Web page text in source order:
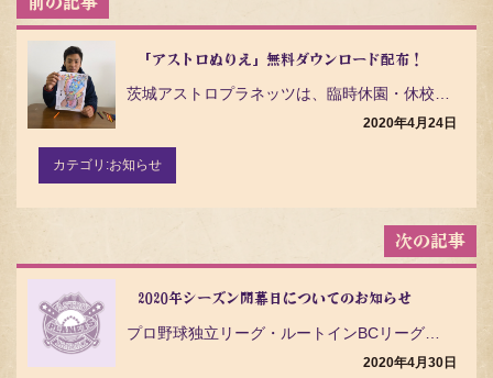
稿
ナ
ー
「アストロぬりえ」無料ダウンロード配布！
2020年4月24日
カテゴリ:お知らせ
2020年シーズン開幕日についてのお知らせ
2020年4月30日